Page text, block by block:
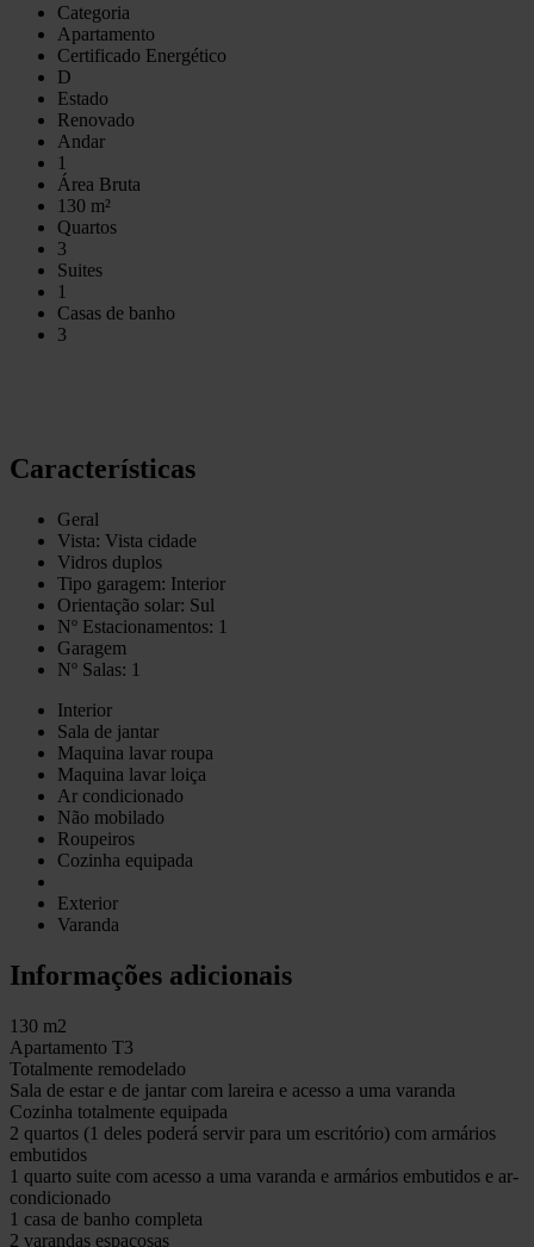
Categoria
Apartamento
Certificado Energético
D
Estado
Renovado
Andar
1
Área Bruta
130 m²
Quartos
3
Suites
1
Casas de banho
3
Características
Geral
Vista: Vista cidade
Vidros duplos
Tipo garagem: Interior
Orientação solar: Sul
Nº Estacionamentos: 1
Garagem
Nº Salas: 1
Interior
Sala de jantar
Maquina lavar roupa
Maquina lavar loiça
Ar condicionado
Não mobilado
Roupeiros
Cozinha equipada
Exterior
Varanda
Informações adicionais
130 m2
Apartamento T3
Totalmente remodelado
Sala de estar e de jantar com lareira e acesso a uma varanda
Cozinha totalmente equipada
2 quartos (1 deles poderá servir para um escritório) com armários
embutidos
1 quarto suite com acesso a uma varanda e armários embutidos e ar-
condicionado
1 casa de banho completa
2 varandas espaçosas